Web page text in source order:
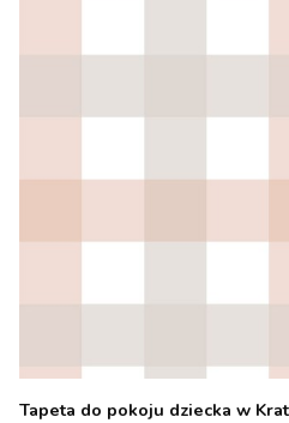
Tapeta do pokoju dziecka w